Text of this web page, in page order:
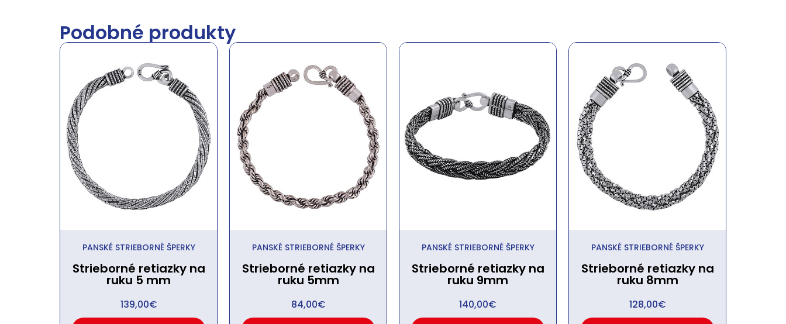
Podobné produkty
PANSKÉ STRIEBORNÉ ŠPERKY
Strieborné retiazky na
ruku 5 mm
139,00€
PANSKÉ STRIEBORNÉ ŠPERKY
Strieborné retiazky na
ruku 5mm
84,00€
PANSKÉ STRIEBORNÉ ŠPERKY
Strieborné retiazky na
ruku 9mm
140,00€
PANSKÉ STRIEBORNÉ ŠPERKY
Strieborné retiazky na
ruku 8mm
128,00€